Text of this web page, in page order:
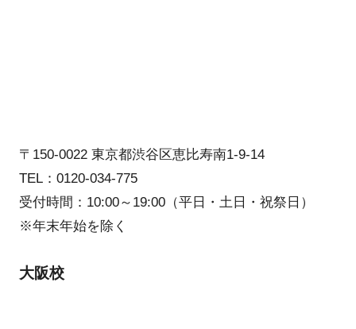
〒150-0022 東京都渋谷区恵比寿南1-9-14
TEL：0120-034-775
受付時間：10:00～19:00（平日・土日・祝祭日）
※年末年始を除く
大阪校